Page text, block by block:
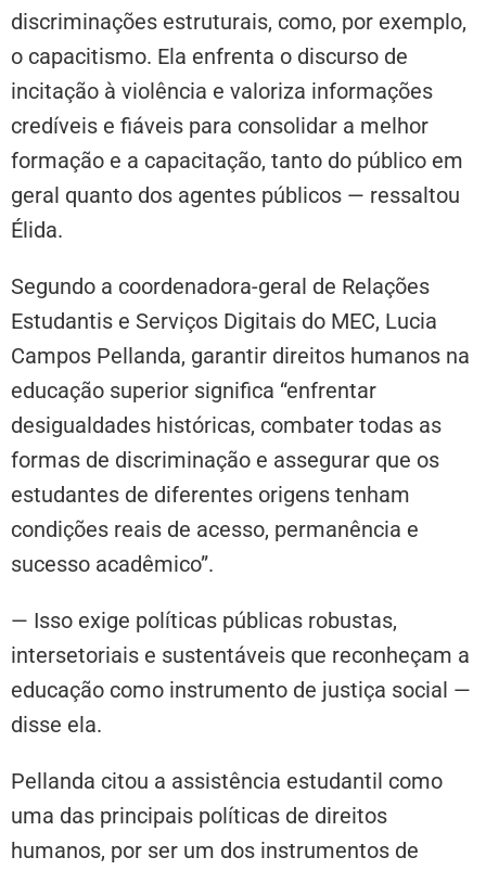
discriminações estruturais, como, por exemplo,
o capacitismo. Ela enfrenta o discurso de
incitação à violência e valoriza informações
credíveis e fiáveis para consolidar a melhor
formação e a capacitação, tanto do público em
geral quanto dos agentes públicos — ressaltou
Élida.
Segundo a coordenadora-geral de Relações
Estudantis e Serviços Digitais do MEC, Lucia
Campos Pellanda, garantir direitos humanos na
educação superior significa “enfrentar
desigualdades históricas, combater todas as
formas de discriminação e assegurar que os
estudantes de diferentes origens tenham
condições reais de acesso, permanência e
sucesso acadêmico”.
— Isso exige políticas públicas robustas,
intersetoriais e sustentáveis que reconheçam a
educação como instrumento de justiça social —
disse ela.
Pellanda citou a assistência estudantil como
uma das principais políticas de direitos
humanos, por ser um dos instrumentos de